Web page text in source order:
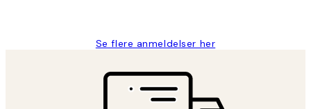
Se flere anmeldelser her